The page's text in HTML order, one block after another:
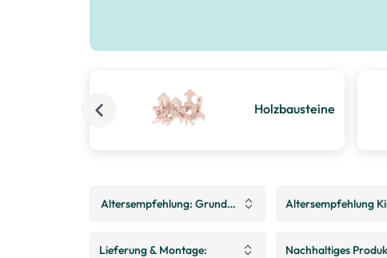
Holzbausteine
Altersempfehlung: Grundschule Altersempfehlung
Lieferung & Montage: Nachhaltiges